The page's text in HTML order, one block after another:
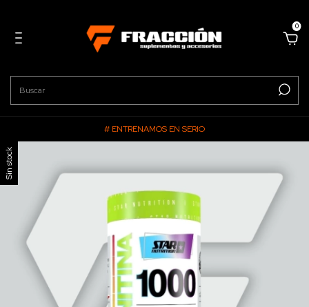
0
# ENTRENAMOS EN SERIO
Sin stock